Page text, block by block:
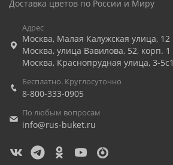
Доставка цветов по России и Миру
Адрес
Москва, Малая Калужская улица, 12
Москва, улица Вавилова, 52, корп. 1
Москва, Краснопрудная улица, 3-5с1
Бесплатно. Круглосуточно
8-800-333-0905
По любым вопросам
info@rus-buket.ru